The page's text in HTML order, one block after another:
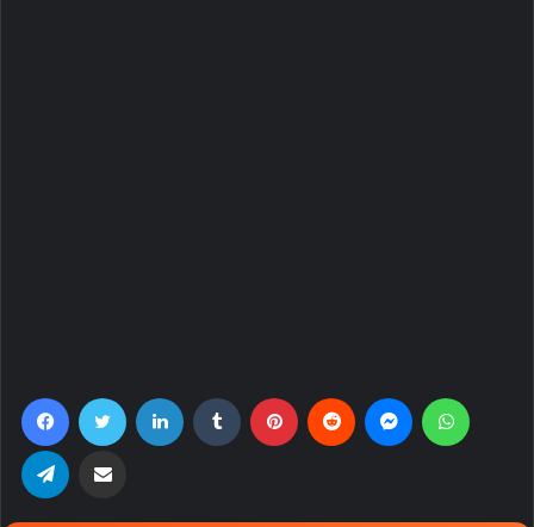
FacebookTwitter LinkedIn Tumblr Pinterest Reddit Messenger
Telegram Share via Email